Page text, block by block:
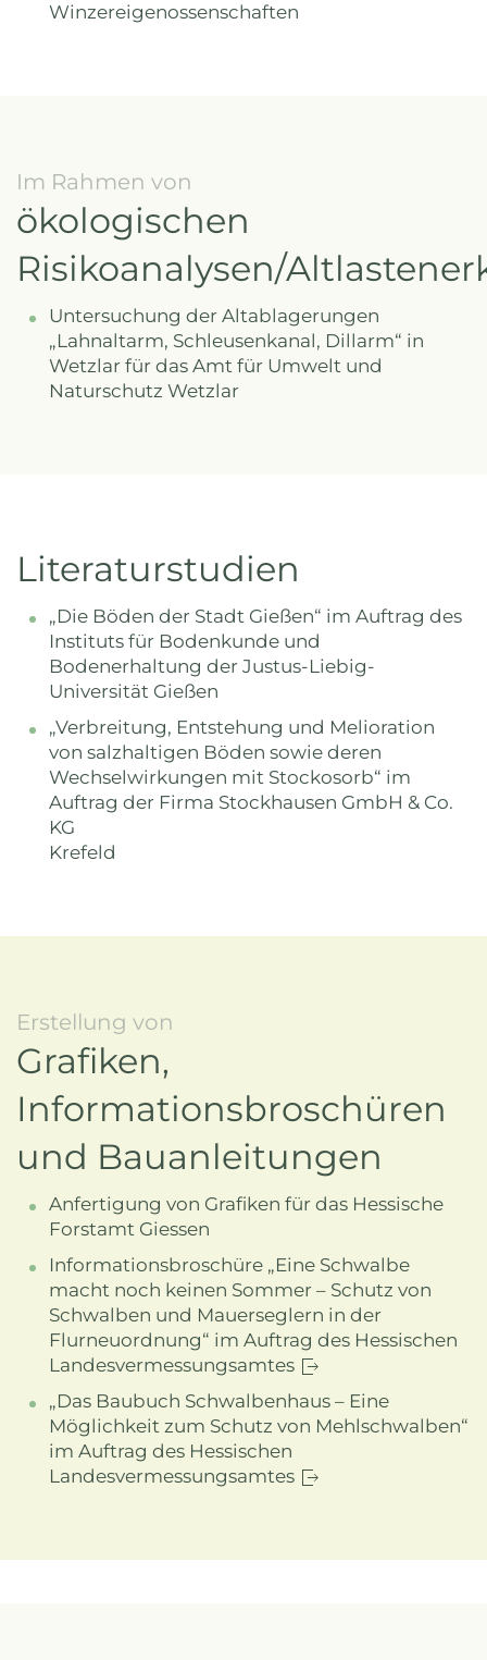
Winzereigenossenschaften
Im Rahmen von
ökologischen
Risikoanalysen/
Untersuchung der Altablagerungen
„Lahnaltarm, Schleusenkanal, Dillarm“ in
Wetzlar für das Amt für Umwelt und
Naturschutz Wetzlar
Literaturstudien
„Die Böden der Stadt Gießen“ im Auftrag des
Instituts für Bodenkunde und
Bodenerhaltung der Justus-Liebig-
Universität Gießen
„Verbreitung, Entstehung und Melioration
von salzhaltigen Böden sowie deren
Wechselwirkungen mit Stockosorb“ im
Auftrag der Firma Stockhausen GmbH & Co.
KG
Krefeld
Erstellung von
Grafiken,
Informationsbroschüren
und Bauanleitungen
Anfertigung von Grafiken für das Hessische
Forstamt Giessen
Informationsbroschüre „Eine Schwalbe
macht noch keinen Sommer – Schutz von
Schwalben und Mauerseglern in der
Flurneuordnung“ im Auftrag des Hessischen
Landesvermessungsamtes
„Das Baubuch Schwalbenhaus – Eine
Möglichkeit zum Schutz von Mehlschwalben“
im Auftrag des Hessischen
Landesvermessungsamtes